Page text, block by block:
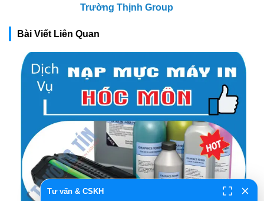
Trường Thịnh Group
Bài Viết Liên Quan
Tư vấn & CSKH